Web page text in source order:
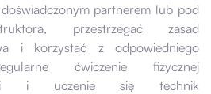
partnerem lub pod
przestrzegać zasad
i korzystać z odpowiedniego
ćwiczenie fizycznej
i uczenie się technik